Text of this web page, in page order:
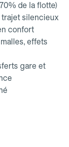
de la flotte)
silencieux
confort
effets
gare et